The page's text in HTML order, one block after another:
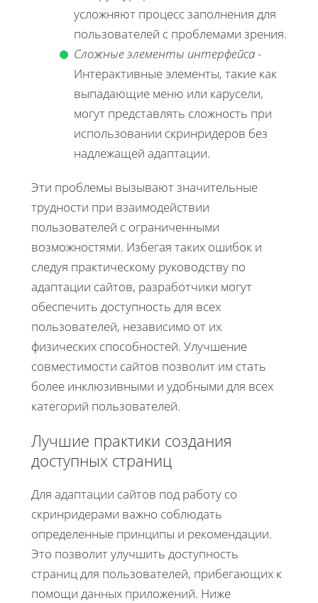
усложняют процесс заполнения для
пользователей с проблемами зрения.
Сложные элементы интерфейса-
Интерактивные элементы, такие как
выпадающие меню или карусели,
могут представлять сложность при
использовании скринридеров без
надлежащей адаптации.
Эти проблемы вызывают значительные
трудности при взаимодействии
пользователей с ограниченными
возможностями. Избегая таких ошибок и
следуя практическому руководству по
адаптации сайтов, разработчики могут
обеспечить доступность для всех
пользователей, независимо от их
физических способностей. Улучшение
совместимости сайтов позволит им стать
более инклюзивными и удобными для всех
категорий пользователей.
Лучшие практики создания
доступных страниц
Для адаптации сайтов под работу со
скринридерами важно соблюдать
определенные принципы и рекомендации.
Это позволит улучшить доступность
страниц для пользователей, прибегающих к
помощи данных приложений. Ниже